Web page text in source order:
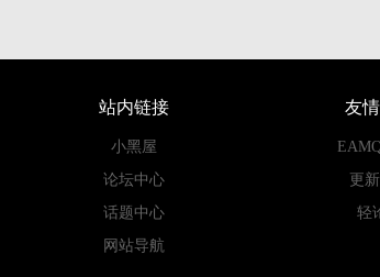
站内链接
小黑屋
论坛中心
话题中心
网站导航
友
更
轻